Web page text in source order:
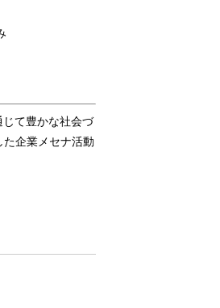
じて豊かな社会づ
た企業メセナ活動